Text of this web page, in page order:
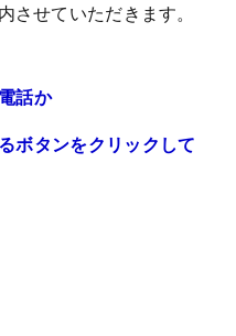
させていただきます。
話か
ボタンをクリックして